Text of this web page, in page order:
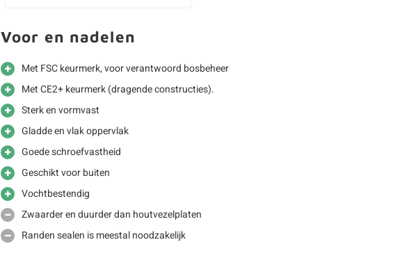
Voor en nadelen
Met FSC keurmerk, voor verantwoord bosbeheer
Met CE2+ keurmerk (dragende constructies).
Sterk en vormvast
Gladde en vlak oppervlak
Goede schroefvastheid
Geschikt voor buiten
Vochtbestendig
Zwaarder en duurder dan houtvezelplaten
Randen sealen is meestal noodzakelijk